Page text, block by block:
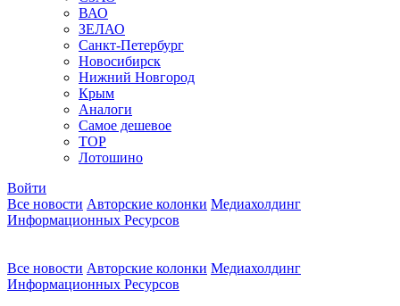
ВАО
ЗЕЛАО
Санкт-Петербург
Новосибирск
Нижний Новгород
Крым
Аналоги
Самое дешевое
TOP
Лотошино
Войти
Все новости Авторские колонки Медиахолдинг
Информационных Ресурсов
Все новости Авторские колонки Медиахолдинг
Информационных Ресурсов